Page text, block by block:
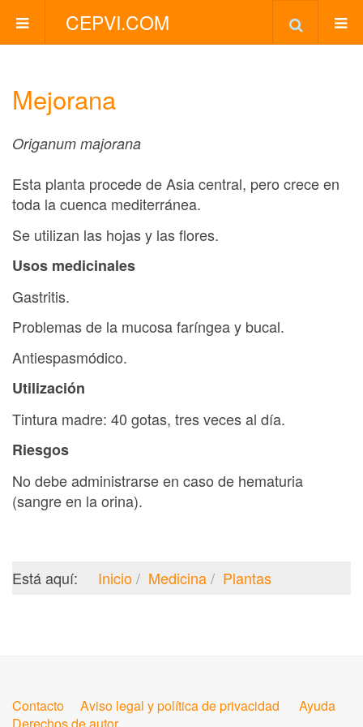
CEPVI.COM
Mejorana
Origanum majorana
Esta planta procede de Asia central, pero crece en
toda la cuenca mediterránea.
Se utilizan las hojas y las flores.
Usos medicinales
Gastritis.
Problemas de la mucosa faríngea y bucal.
Antiespasmódico.
Utilización
Tintura madre: 40 gotas, tres veces al día.
Riesgos
No debe administrarse en caso de hematuria
(sangre en la orina).
Está aquí: Inicio Medicina Plantas
Contacto Aviso legal y política de privacidad
Ayuda